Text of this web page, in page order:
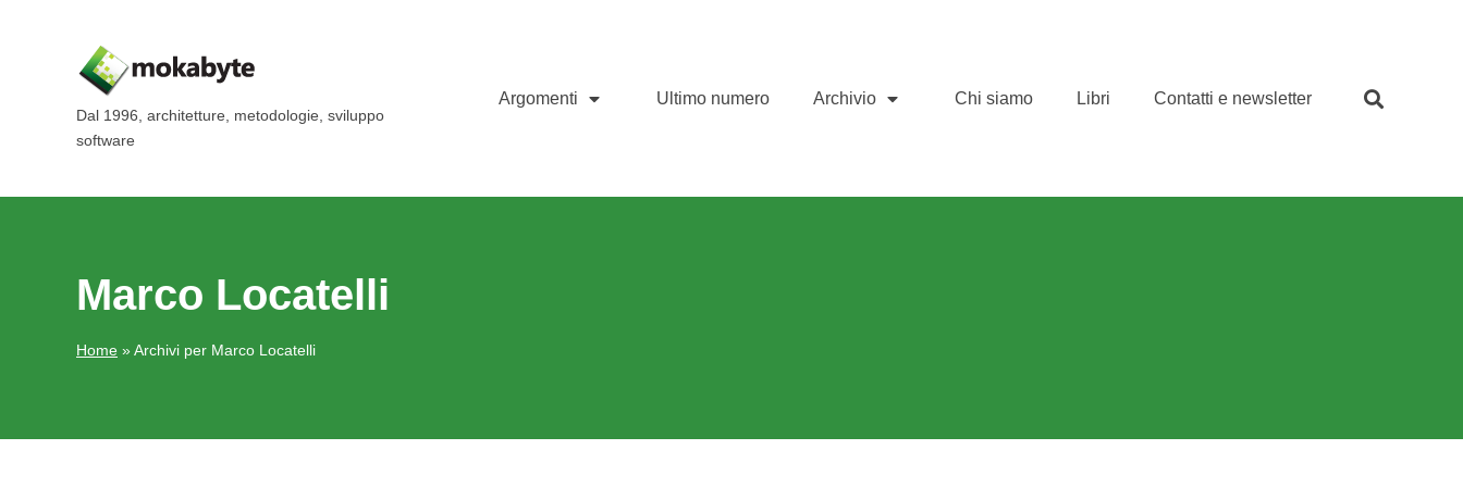
Dal 1996, architetture, metodologie, sviluppo
software
Argomenti Ultimo numero Archivio Chi siamo Libri Contatti e newsletter
Marco Locatelli
Home » Archivi per Marco Locatelli